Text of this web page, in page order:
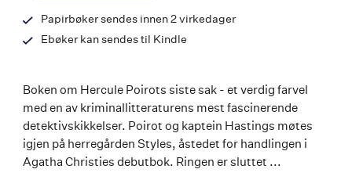
Papirbøker sendes innen 2 virkedager
Ebøker kan sendes til Kindle
Boken om Hercule Poirots siste sak - et verdig farvel
med en av kriminallitteraturens mest fascinerende
detektivskikkelser. Poirot og kaptein Hastings møtes
igjen på herregården Styles, åstedet for handlingen i
Agatha Christies debutbok. Ringen er sluttet ...